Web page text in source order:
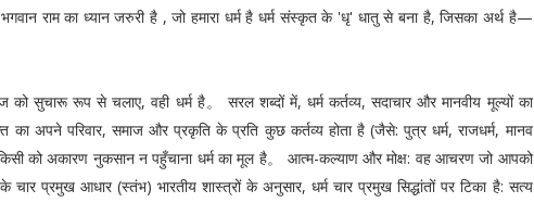
राम का ध्यान जरुरी है , जो हमारा धर्म है धर्म संस्कृत के 'धृ' धातु से बना है, जिसका अर्थ है—
सुचारू रूप से चलाए, वही धर्म है。 सरल शब्दों में, धर्म कर्तव्य, सदाचार और मानवीय मूल्यों का
का अपने परिवार, समाज और प्रकृति के प्रति कुछ कर्तव्य होता है (जैसे: पुत्र धर्म, राजधर्म, मानव
को अकारण नुकसान न पहुँचाना धर्म का मूल है。 आत्म-कल्याण और मोक्ष: वह आचरण जो आपको
प्रमुख आधार (स्तंभ) भारतीय शास्त्रों के अनुसार, धर्म चार प्रमुख सिद्धांतों पर टिका है: सत्य